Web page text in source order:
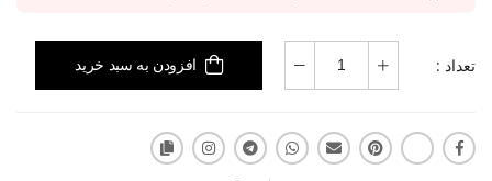
تعداد : افزودن به سبد خرید